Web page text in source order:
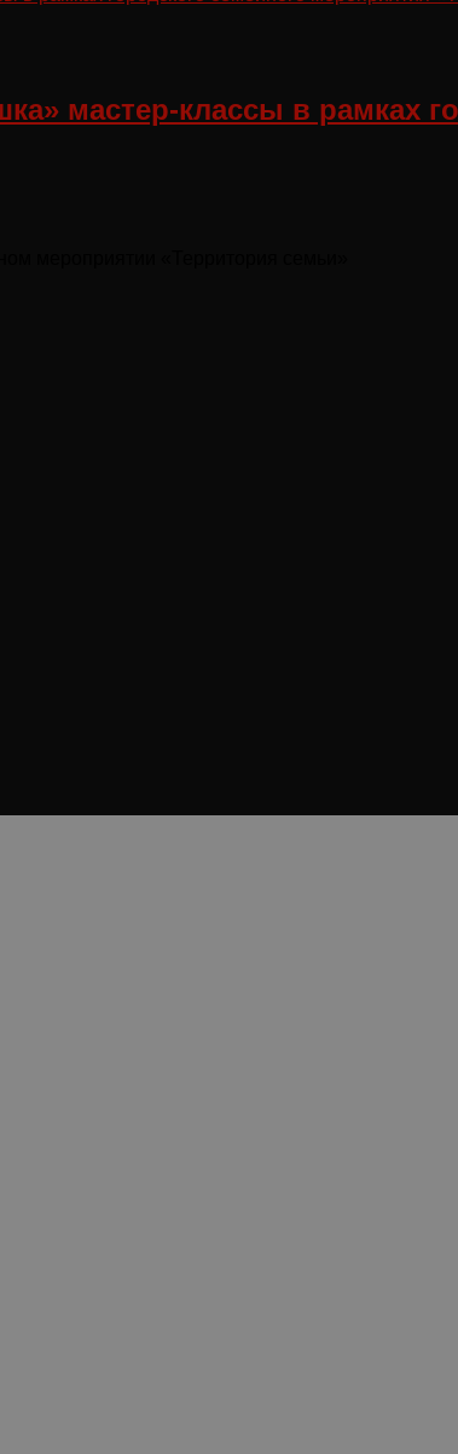
мастер-классы в рамках